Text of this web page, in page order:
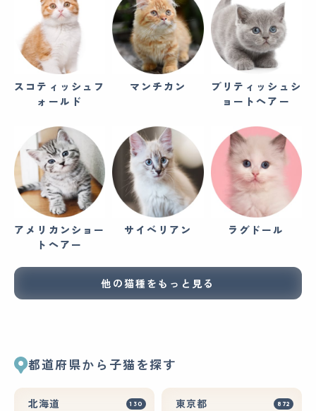
スコティッシュフ
ォールド
マンチカン
ブリティッシュシ
ョートヘアー
アメリカンショー
トヘアー
サイベリアン ラグドール
他の猫種をもっと見る
都道府県から子猫を探す
北海道 130 東京都 872